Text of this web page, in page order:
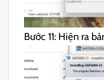
Bước 11: Hiện ra